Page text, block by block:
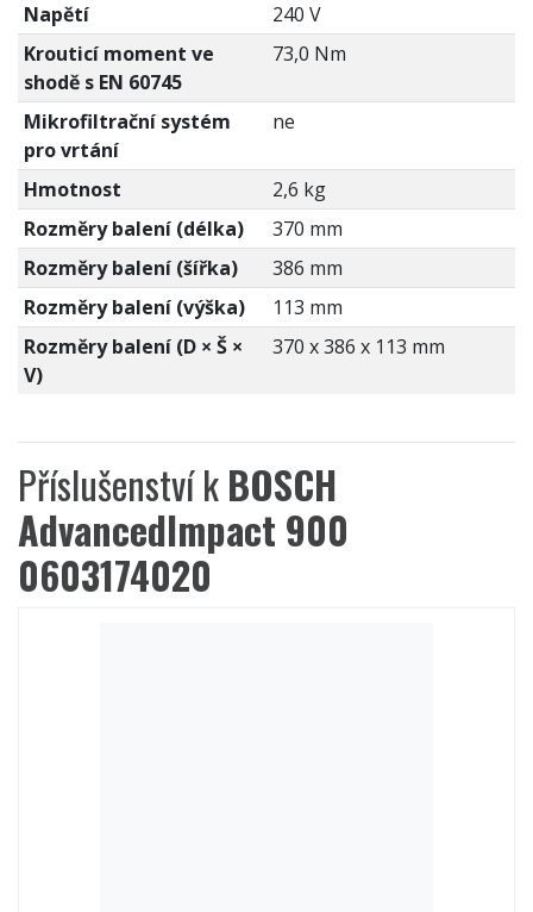
Napětí
240 V
Krouticí moment ve
shodě s EN 60745
73,0 Nm
Mikrofiltrační systém
pro vrtání
ne
Hmotnost
2,6 kg
Rozměry balení (délka)
370 mm
Rozměry balení (šířka)
386 mm
Rozměry balení (výška)
113 mm
Rozměry balení (D × Š ×
V)
370 x 386 x 113 mm
Příslušenství kBOSCH
AdvancedImpact 900
0603174020